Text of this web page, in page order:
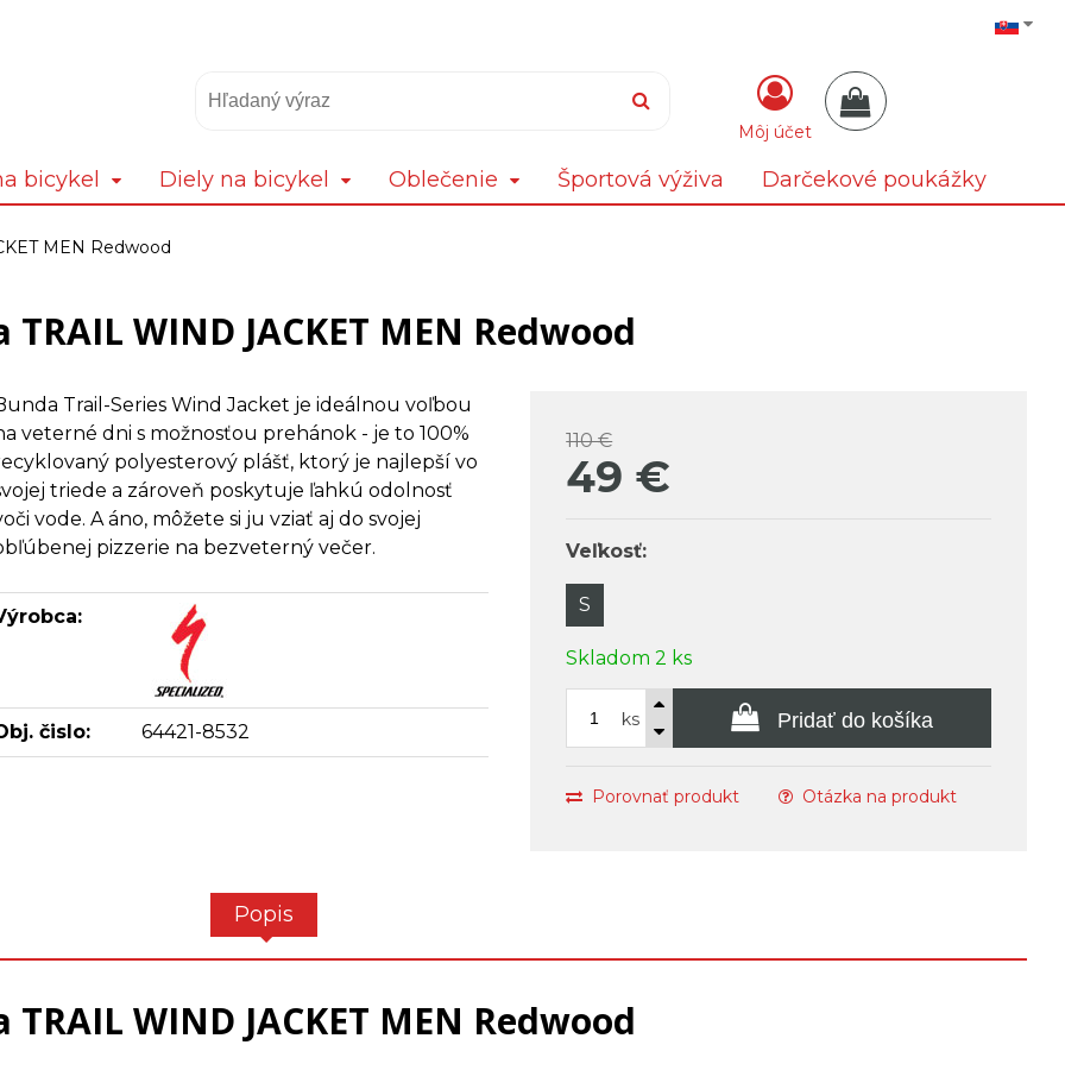
Môj účet
bicykel Diely na bicykel Oblečenie Športová výživa Darčekové poukážky
MEN Redwood
TRAIL WIND JACKET MEN Redwood
110 €
49 €
Veľkosť:
S
Skladom 2 ks
ks Pridať do košíka
Porovnať produkt Otázka na produkt
Trail-Series Wind Jacket je ideálnou voľbou
veterné dni s možnosťou prehánok - je to 100%
polyesterový plášť, ktorý je najlepší vo
triede a zároveň poskytuje ľahkú odolnosť
vode. A áno, môžete si ju vziať aj do svojej
pizzerie na bezveterný večer.
čislo: 64421-8532
Popis
TRAIL WIND JACKET MEN Redwood